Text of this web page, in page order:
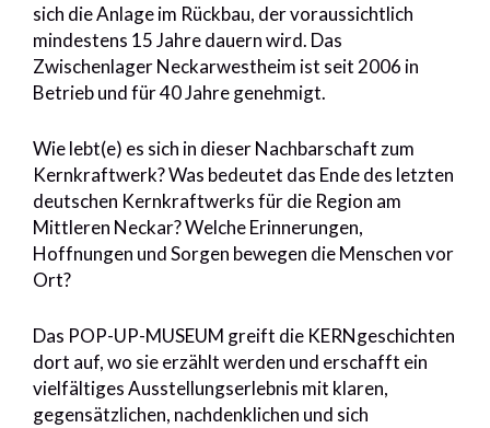
sich die Anlage im Rückbau, der voraussichtlich
mindestens 15 Jahre dauern wird. Das
Zwischenlager Neckarwestheim ist seit 2006 in
Betrieb und für 40 Jahre genehmigt.
Wie lebt(e) es sich in dieser Nachbarschaft zum
Kernkraftwerk? Was bedeutet das Ende des letzten
deutschen Kernkraftwerks für die Region am
Mittleren Neckar? Welche Erinnerungen,
Hoffnungen und Sorgen bewegen die Menschen vor
Ort?
Das POP-UP-MUSEUM greift die KERNgeschichten
dort auf, wo sie erzählt werden und erschafft ein
vielfältiges Ausstellungserlebnis mit klaren,
gegensätzlichen, nachdenklichen und sich